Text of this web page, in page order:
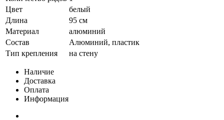
Цвет
белый
Длина
95 см
Материал
алюминий
Состав
Алюминий, пластик
Тип крепления
на стену
Наличие
Доставка
Оплата
Информация